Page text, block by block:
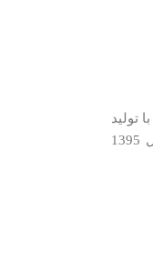
مدت با توليد
كنندگان و وارد كنندگان معتبرترین برندها در گروه‌‏های مختلف و با همکاری نزدیک با وارد‏کنندگان و توزیع‏ کنندگان اصلی این کالاها در ایران و خارج از کشور شروع به فعاليت نمودیم. از سال 1395